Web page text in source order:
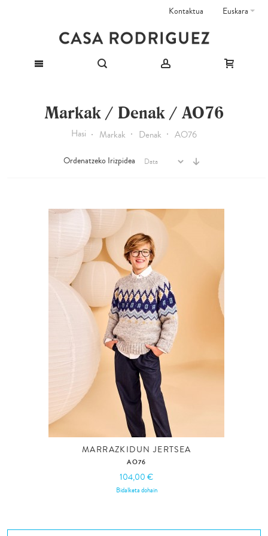
Euskara
Kontaktua
Markak / Denak / AO76
Hasi Markak Denak AO76
Ordenatzeko Irizpidea
MARRAZKIDUN JERTSEA
AO76
104,00 €
Bidalketa dohain